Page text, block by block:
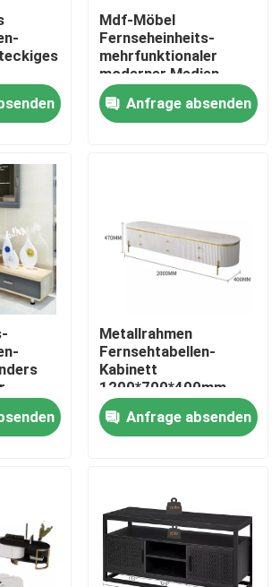
Couchtische
für
Mdf-Möbel
Fernseheinheits-
mehrfunktionaler
moderner Medien
Fernsehstand mit
Speicherregal
Anfrage absenden
Metallrahmen
Fernsehtabellen-
Kabinett
1200*700*400mm
milderte Glas-
Fernseheinheit
Anfrage absenden